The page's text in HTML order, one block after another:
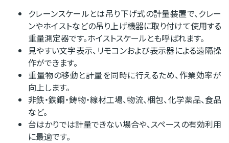
クレーンスケールとは吊り下げ式の計量装置で、クレー
ンやホイストなどの吊り上げ機器に取り付けて使用する
重量測定器です。ホイストスケールとも呼ばれます。
見やすい文字表示、リモコンおよび表示器による遠隔操
作ができます。
重量物の移動と計量を同時に行えるため、作業効率が
向上します。
非鉄・鉄鋼・鋳物・線材工場、物流、梱包、化学薬品、食品
など。
台はかりでは計量できない場合や、スペースの有効利用
に最適です。